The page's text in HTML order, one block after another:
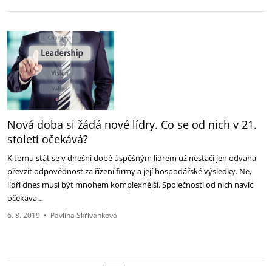
Nová doba si žádá nové lídry. Co se od nich v 21.
století očekává?
K tomu stát se v dnešní době úspěšným lídrem už nestačí jen odvaha
převzít odpovědnost za řízení firmy a její hospodářské výsledky. Ne,
lídři dnes musí být mnohem komplexnější. Společnosti od nich navíc
očekáva…
6. 8. 2019 • Pavlína Skřivánková